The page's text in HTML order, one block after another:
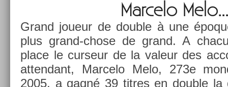
Mar­celo Melo…
Grand joueur de doub­le à une
plus grand-chose de grand. A
place le cur­seur de la valeur des
at­tendant, Mar­celo Melo, 273e
2005, a gagné 39 tit­res en doub­le la